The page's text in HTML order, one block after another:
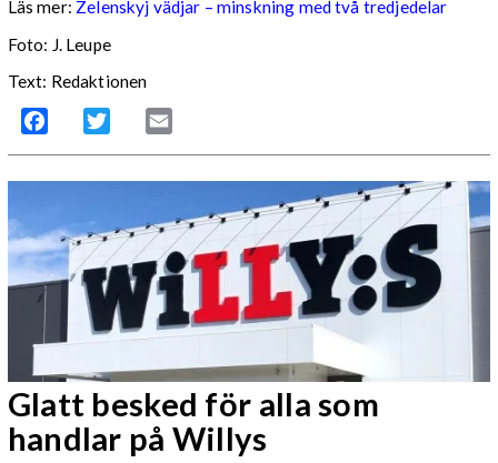
Läs mer: Zelenskyj vädjar – minskning med två tredjedelar
Foto: J. Leupe
Text: Redaktionen
Facebook Twitter
Glatt besked för alla som
handlar på Willys